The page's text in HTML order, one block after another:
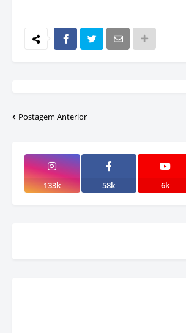
Postagem Anterior
133k 58k 6k